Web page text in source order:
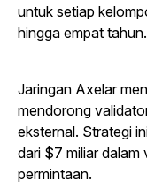
untuk setiap
hingga empat tahun.
Jaringan Axelar
mendorong
eksternal. Strategi
dari $7 miliar dalam
permintaan.